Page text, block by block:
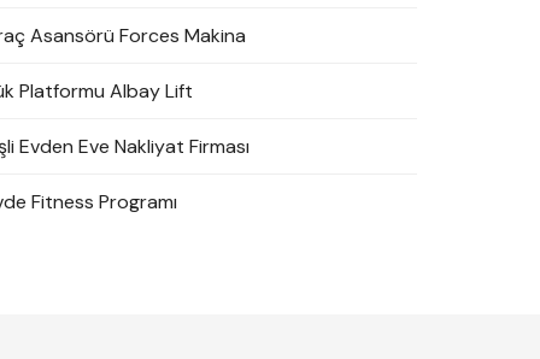
Asansörü Forces Makina
Platformu Albay Lift
Evden Eve Nakliyat Firması
Fitness Programı